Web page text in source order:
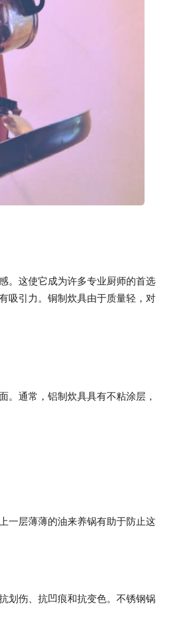
。这使它成为许多专业厨师的首选
吸引力。铜制炊具由于质量轻，对
。通常，铝制炊具具有不粘涂层，
一层薄薄的油来养锅有助于防止这
划伤、抗凹痕和抗变色。不锈钢锅